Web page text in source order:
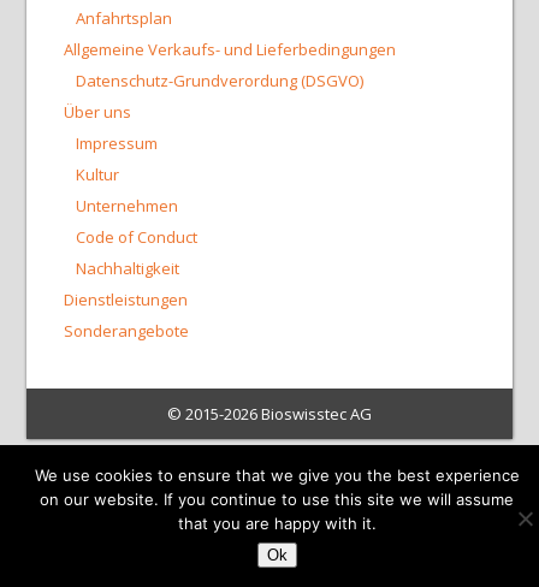
Anfahrtsplan
Allgemeine Verkaufs- und Lieferbedingungen
Datenschutz-Grundverordung (DSGVO)
Über uns
Impressum
Kultur
Unternehmen
Code of Conduct
Nachhaltigkeit
Dienstleistungen
Sonderangebote
© 2015-2026 Bioswisstec AG
We use cookies to ensure that we give you the best experience
on our website. If you continue to use this site we will assume
that you are happy with it.
Ok